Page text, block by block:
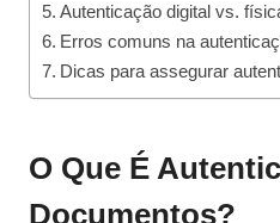
Autenticação digital vs.
Erros comuns na
Dicas para assegurar
O Que É
Documentos?